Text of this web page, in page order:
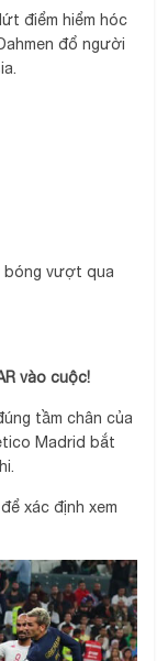
điểm hiểm hóc
đổ người
bóng vượt qua
vào cuộc!
tầm chân của
Madrid bắt
xác định xem